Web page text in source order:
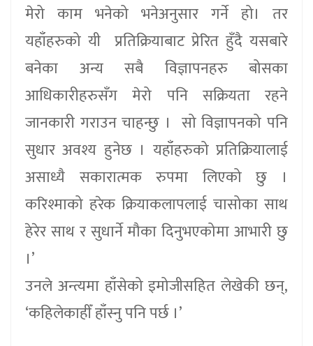
मेरो काम भनेको भनेअनुसार गर्ने हो। तर
यहाँहरुको यी प्रतिक्रियाबाट प्रेरित हुँदै यसबारे
बनेका अन्य सबै विज्ञापनहरु बोसका
आधिकारीहरुसँग मेरो पनि सक्रियता रहने
जानकारी गराउन चाहन्छु । सो विज्ञापनको पनि
सुधार अवश्य हुनेछ । यहाँहरुको प्रतिक्रियालाई
असाध्यै सकारात्मक रुपमा लिएको छु ।
करिश्माको हरेक क्रियाकलापलाई चासोका साथ
हेरेर साथ र सुधार्ने मौका दिनुभएकोमा आभारी छु
।’
उनले अन्त्यमा हाँसेको इमोजीसहित लेखेकी छन्,
‘कहिलेकाहीँ हाँस्नु पनि पर्छ ।’